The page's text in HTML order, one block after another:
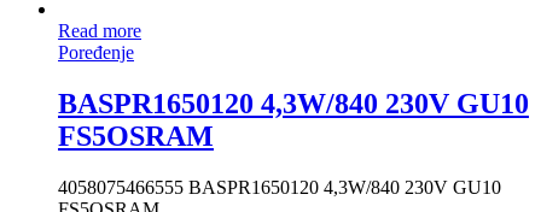
Read more
Poređenje
BASPR1650120 4,3W/840 230V GU10
FS5OSRAM
4058075466555 BASPR1650120 4,3W/840 230V GU10